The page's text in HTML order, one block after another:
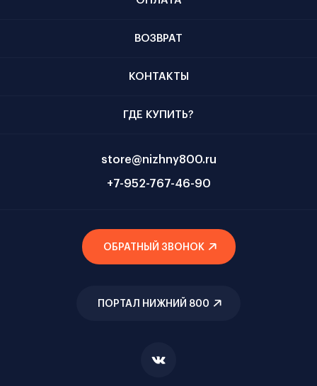
ВОЗВРАТ
КОНТАКТЫ
ГДЕ КУПИТЬ?
store@nizhny800.ru
+7-952-767-46-90
ОБРАТНЫЙ ЗВОНОК
ПОРТАЛ НИЖНИЙ 800